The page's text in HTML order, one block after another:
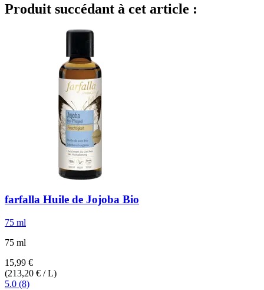
Produit succédant à cet article :
farfalla Huile de Jojoba Bio
75 ml
75 ml
15,99 €
(213,20 € / L)
5.0 (8)